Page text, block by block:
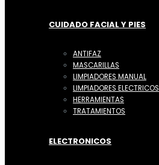
CUIDADO FACIAL Y PIES
ANTIFAZ
MASCARILLAS
LIMPIADORES MANUAL
LIMPIADORES ELECTRICOS
HERRAMIENTAS
TRATAMIENTOS
ELECTRONICOS